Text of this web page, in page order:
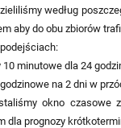
według
aby do obu zbiorów
minutowe dla 24
na 2 dni w
okno czasowe
dla prognozy